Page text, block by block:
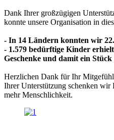
Dank Ihrer großzügigen
konnte unsere Organisation in
- In 14 Ländern konnten wir
- 1.579 bedürftige Kinder
Geschenke und damit ein
Herzlichen Dank für Ihr
Ihrer Unterstützung schenken
mehr Menschlichkeit.